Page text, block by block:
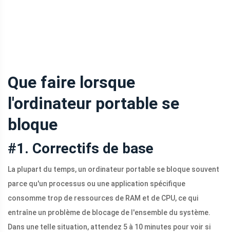
Que faire lorsque
l'ordinateur portable se
bloque
#1. Correctifs de base
La plupart du temps, un ordinateur portable se bloque souvent
parce qu'un processus ou une application spécifique
consomme trop de ressources de RAM et de CPU, ce qui
entraîne un problème de blocage de l'ensemble du système.
Dans une telle situation, attendez 5 à 10 minutes pour voir si